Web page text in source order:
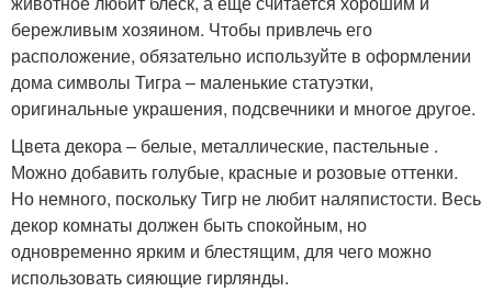
бережливым хозяином. Чтобы привлечь его
расположение, обязательно используйте в оформлении
дома символы Тигра – маленькие статуэтки,
оригинальные украшения, подсвечники и многое другое.
Цвета декора – белые, металлические, пастельные .
Можно добавить голубые, красные и розовые оттенки.
Но немного, поскольку Тигр не любит наляпистости. Весь
декор комнаты должен быть спокойным, но
одновременно ярким и блестящим, для чего можно
использовать сияющие гирлянды.